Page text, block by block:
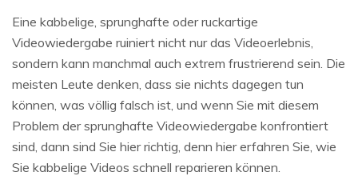
Repairit - Datenreparatur
UBackit - Datensicherung
Eine kabbelige, sprunghafte oder ruckartige
Videowiedergabe ruiniert nicht nur das Videoerlebnis,
sondern kann manchmal auch extrem frustrierend sein. Die
meisten Leute denken, dass sie nichts dagegen tun
können, was völlig falsch ist, und wenn Sie mit diesem
Problem der sprunghafte Videowiedergabe konfrontiert
sind, dann sind Sie hier richtig, denn hier erfahren Sie, wie
Sie kabbelige Videos schnell reparieren können.